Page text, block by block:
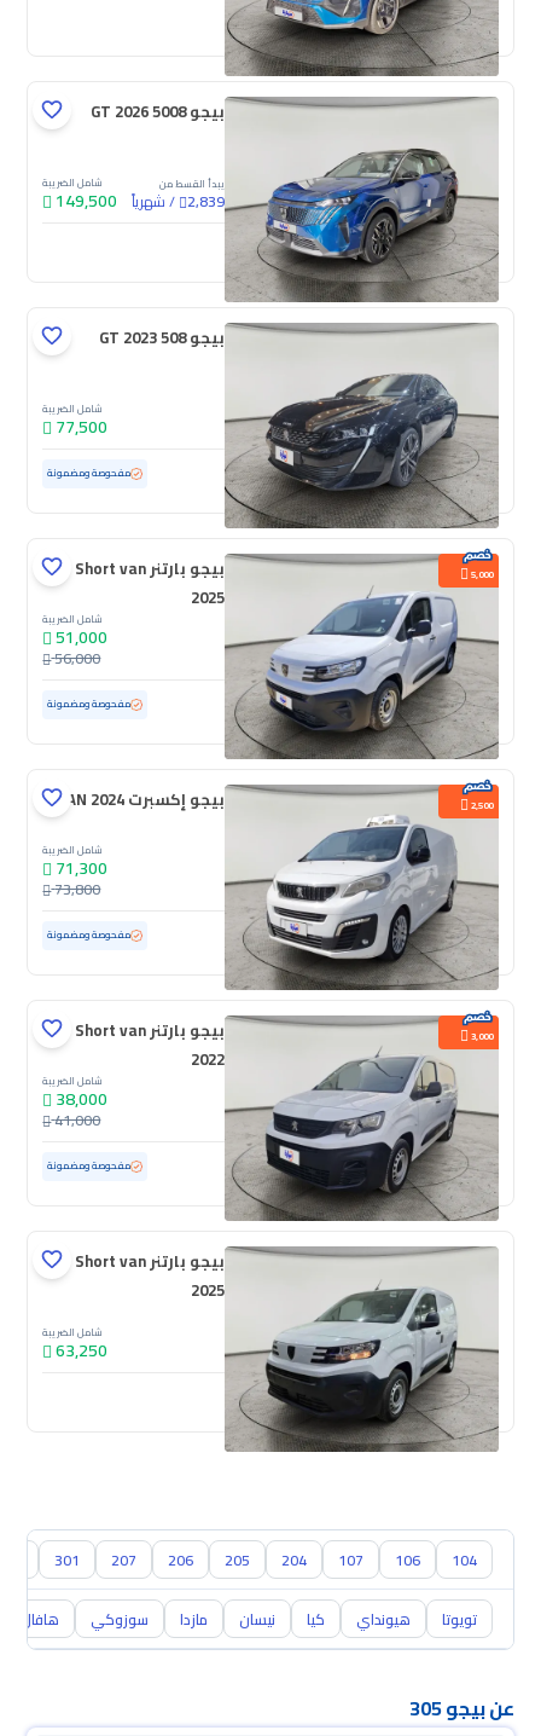
جديدة
بيجو 5008 GT 2026
يبدأ القسط من
2,839
/شهرياً
شامل الضريبة
149,500
جديدة
بيجو 508 GT 2023
شامل الضريبة
77,500
مستعملة 50,151 كم مفحوصة ومضمونة
5,000
بيجو بارتنر Short van
2025
شامل الضريبة
51,000
56,000
مستعملة 6,293 كم ممشى قليل مفحوصة ومضمونة
2,500 بيجو إكسبرت VAN 2024
شامل الضريبة
71,300
73,800
مستعملة 108,439 كم مفحوصة ومضمونة
3,000
بيجو بارتنر Short van
2022
شامل الضريبة
38,000
41,000
مستعملة 96,665 كم مفحوصة ومضمونة
بيجو بارتنر Short van
2025
شامل الضريبة
63,250
جديدة
104
106
107
204
205
206
207
301
تويوتا هيونداي كيا نيسان مازدا سوزوكي هافال
عن بيجو 305